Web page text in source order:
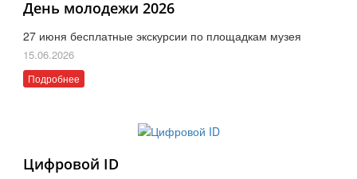
День молодежи 2026
27 июня бесплатные экскурсии по площадкам музея
15.06.2026
Подробнее
Цифровой ID